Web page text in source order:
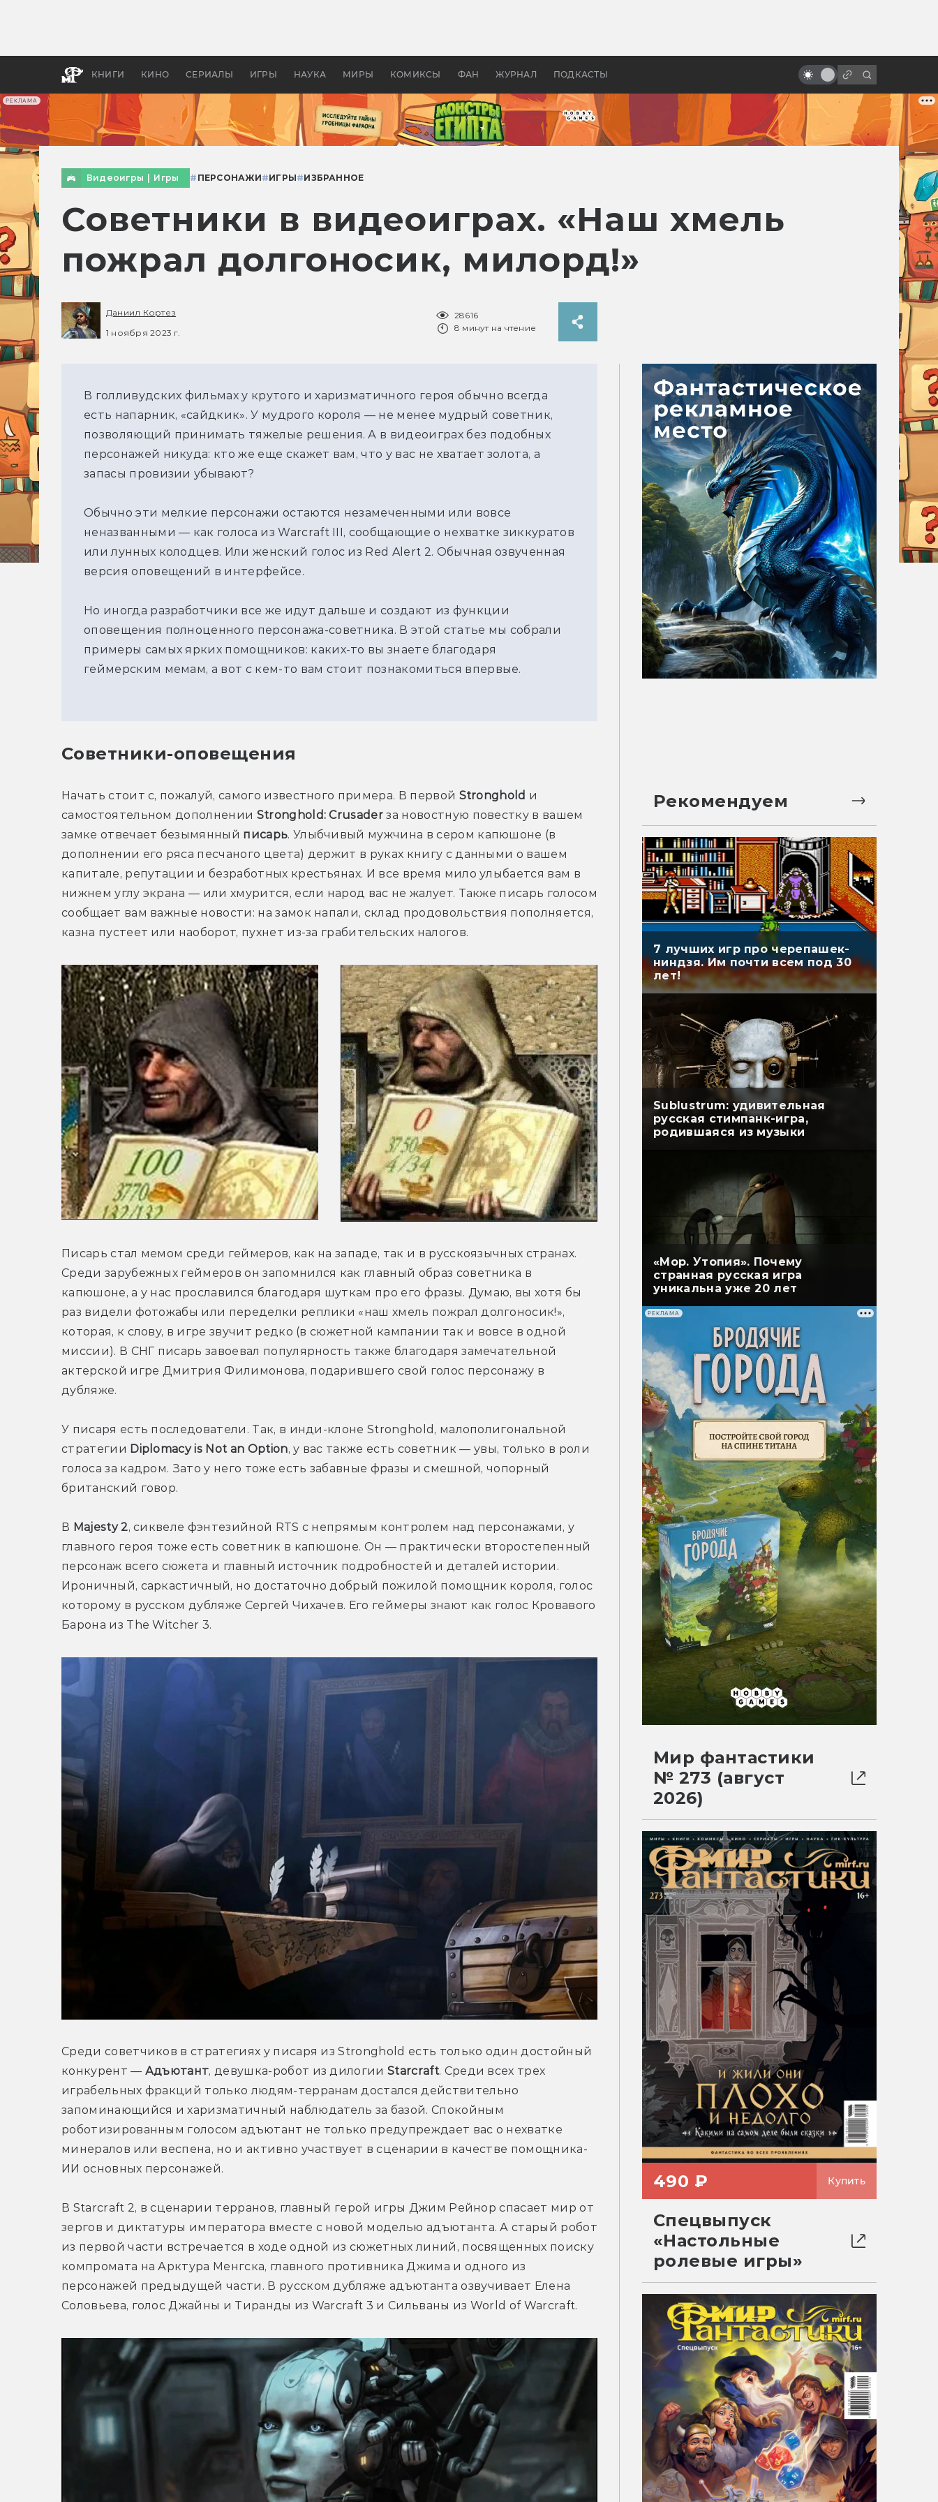
РЕКЛАМА
КНИГИ КИНО СЕРИАЛЫ ИГРЫ НАУКА МИРЫ КОМИКСЫ ФАН ЖУРНАЛ ПОДКАСТЫ
апокалипсис, в России —
бы «Властелина колец»
доска?
Видеоигры Игры # ПЕРСОНАЖИ#ИГРЫ#ИЗБРАННОЕ
Советники в видеоиграх. «Наш хмель
пожрал долгоносик, милорд!»
Даниил Кортез
1 ноября 2023 г.
28616
8 минут на чтение
В голливудских фильмах у крутого и харизматичного героя обычно всегда
есть напарник, «сайдкик». У мудрого короля — не менее мудрый советник,
позволяющий принимать тяжелые решения. А в видеоиграх без подобных
персонажей никуда: кто же еще скажет вам, что у вас не хватает золота, а
запасы провизии убывают?
Обычно эти мелкие персонажи остаются незамеченными или вовсе
неназванными — как голоса из Warcraft III, сообщающие о нехватке зиккуратов
или лунных колодцев. Или женский голос из Red Alert 2. Обычная озвученная
версия оповещений в интерфейсе.
Но иногда разработчики все же идут дальше и создают из функции
оповещения полноценного персонажа-советника. В этой статье мы собрали
примеры самых ярких помощников: каких-то вы знаете благодаря
геймерским мемам, а вот с кем-то вам стоит познакомиться впервые.
Советники-оповещения
Начать стоит с, пожалуй, самого известного примера. В первой Stronghold и
самостоятельном дополнении Stronghold: Crusader за новостную повестку в вашем
замке отвечает безымянный писарь. Улыбчивый мужчина в сером капюшоне (в
дополнении его ряса песчаного цвета) держит в руках книгу с данными о вашем
капитале, репутации и безработных крестьянах. И все время мило улыбается вам в
нижнем углу экрана — или хмурится, если народ вас не жалует. Также писарь голосом
сообщает вам важные новости: на замок напали, склад продовольствия пополняется,
казна пустеет или наоборот, пухнет из-за грабительских налогов.
Писарь стал мемом среди геймеров, как на западе, так и в русскоязычных странах.
Среди зарубежных геймеров он запомнился как главный образ советника в
капюшоне, а у нас прославился благодаря шуткам про его фразы. Думаю, вы хотя бы
раз видели фотожабы или переделки реплики «наш хмель пожрал долгоносик!»,
которая, к слову, в игре звучит редко (в сюжетной кампании так и вовсе в одной
миссии). В СНГ писарь завоевал популярность также благодаря замечательной
актерской игре Дмитрия Филимонова, подарившего свой голос персонажу в
дубляже.
У писаря есть последователи. Так, в инди-клоне Stronghold, малополигональной
стратегии Diplomacy is Not an Option, у вас также есть советник — увы, только в роли
голоса за кадром. Зато у него тоже есть забавные фразы и смешной, чопорный
британский говор.
В Majesty 2, сиквеле фэнтезийной RTS с непрямым контролем над персонажами, у
главного героя тоже есть советник в капюшоне. Он — практически второстепенный
персонаж всего сюжета и главный источник подробностей и деталей истории.
Ироничный, саркастичный, но достаточно добрый пожилой помощник короля, голос
которому в русском дубляже Сергей Чихачев. Его геймеры знают как голос Кровавого
Барона из The Witcher 3.
Среди советчиков в стратегиях у писаря из Stronghold есть только один достойный
конкурент — Адъютант, девушка-робот из дилогии Starcraft. Среди всех трех
играбельных фракций только людям-терранам достался действительно
запоминающийся и харизматичный наблюдатель за базой. Спокойным
роботизированным голосом адъютант не только предупреждает вас о нехватке
минералов или веспена, но и активно участвует в сценарии в качестве помощника-
ИИ основных персонажей.
В Starcraft 2, в сценарии терранов, главный герой игры Джим Рейнор спасает мир от
зергов и диктатуры императора вместе с новой моделью адъютанта. А старый робот
из первой части встречается в ходе одной из сюжетных линий, посвященных поиску
компромата на Арктура Менгска, главного противника Джима и одного из
персонажей предыдущей части. В русском дубляже адъютанта озвучивает Елена
Соловьева, голос Джайны и Тиранды из Warcraft 3 и Сильваны из World of Warcraft.
Рекомендуем
7 лучших игр про черепашек-
ниндзя. Им почти всем под 30
лет!
Sublustrum: удивительная
русская стимпанк-игра,
родившаяся из музыки
«Мор. Утопия». Почему
странная русская игра
уникальна уже 20 лет
РЕКЛАМА
Мир фантастики
№ 273 (август
2026)
490 ₽ Купить
Спецвыпуск
«Настольные
ролевые игры»